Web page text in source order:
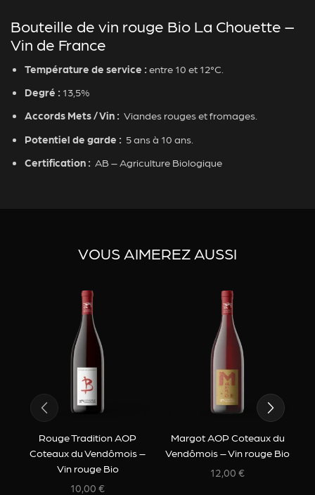
Bouteille de vin rouge Bio La Chouette –
Vin de France
Température de service : entre 10 et 12°C.
Degré : 13,5%
Accords Mets / Vin : Viandes rouges et fromages.
Potentiel de garde : 5 ans à 10 ans.
Certification : AB – Agriculture Biologique
VOUS AIMEREZ AUSSI
Rouge Tradition AOP
Coteaux du Vendômois –
Vin rouge Bio
10,00 €
Margot AOP Coteaux du
Vendômois – Vin rouge Bio
12,00 €